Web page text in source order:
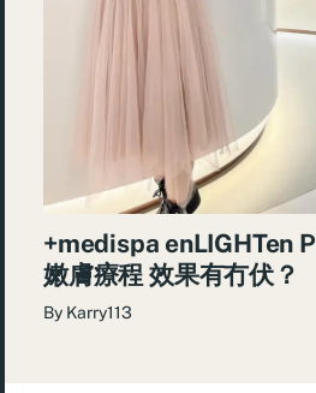
+medispa enLIGHTen
嫩膚療程 效果有冇伏？
By Karry113